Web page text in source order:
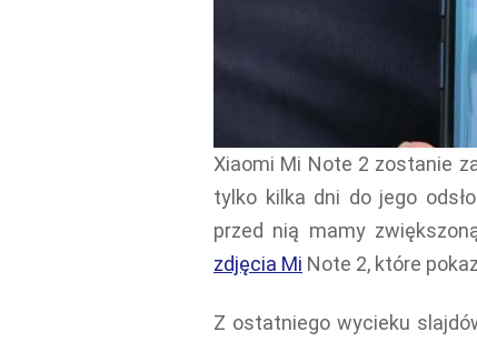
Xiaomi Mi Note 2 zostanie
tylko kilka dni do jego
przed nią mamy
zdjęcia Mi Note 2, które
Z ostatniego wycieku